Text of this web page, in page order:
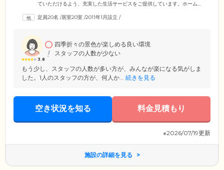
ていただけるよう、充実した生活サービスをご提供しています。ホーム
ンビニやスーパーマーケットがあり、ちょっとしたお買い物に便利で
配物の受け取りや買い物代行など、生活全般の幅広いサポートをご提供
しています。
定員20名 /居室20室 /2011年1月設立 /
3.8
四季折々の景色が楽しめる良い環境
スタッフの人数が少ない
もう少し、スタッフの人数が多い方が、みんなが楽になる気がしま
した。1人のスタッフの方が、何人か... 続きを見る
空き状況を知る 料金見積もり
※2026/07/19更新
施設の詳細を見る